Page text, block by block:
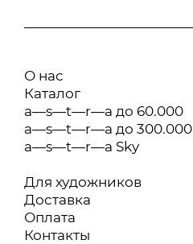
О нас
Каталог
a—s—t—r—a до 60.000
a—s—t—r—a до 300.000
a—s—t—r—a Sky
Для художников
Доставка
Оплата
Контакты